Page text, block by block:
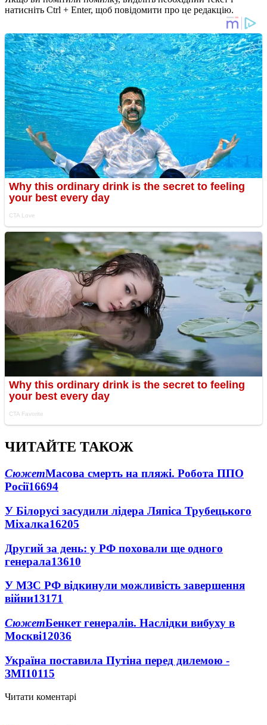
натисніть Ctrl + Enter, щоб повідомити про це редакцію.
ЧИТАЙТЕ ТАКОЖ
СюжетМасова смерть на пляжі. Робота ППО
Росії16694
У Білорусі засудили лідера Ляпіса Трубецького
Міхалка16205
Другий за день: у РФ поховали ще одного
генерала13610
У МЗС РФ відкинули можливість завершення
війни13171
СюжетБенкет генералів. Наслідки вибуху в
Москві12036
Україна поставила Путіна перед дилемою -
ЗМІ10115
Читати коментарі